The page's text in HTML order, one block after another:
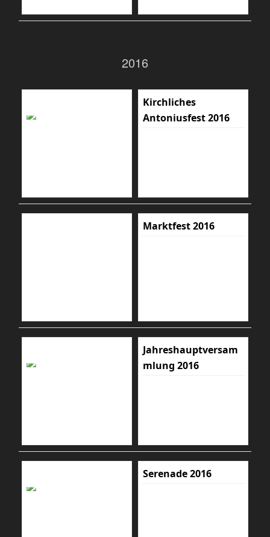
2016
Kirchliches
Antoniusfest 2016
Marktfest 2016
Jahreshauptversam
mlung 2016
Serenade 2016